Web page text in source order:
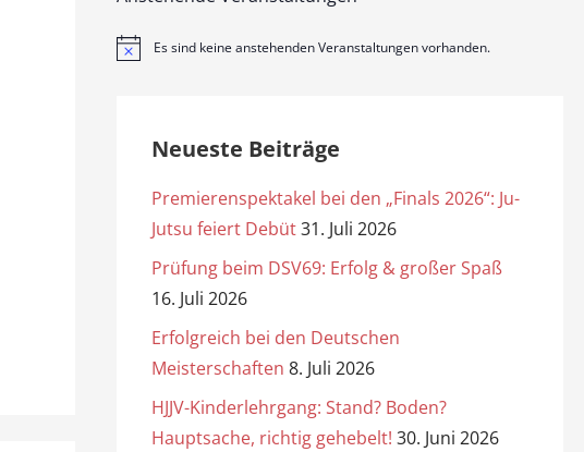
H
Es sind keine anstehenden Veranstaltungen vorhanden.
Neueste Beiträge
Premierenspektakel bei den „Finals 2026“: Ju-
Jutsu feiert Debüt31. Juli 2026
Prüfung beim DSV69: Erfolg & großer Spaß
16. Juli 2026
Erfolgreich bei den Deutschen
Meisterschaften 8. Juli 2026
HJJV-Kinderlehrgang: Stand? Boden?
Hauptsache, richtig gehebelt! 30. Juni 2026